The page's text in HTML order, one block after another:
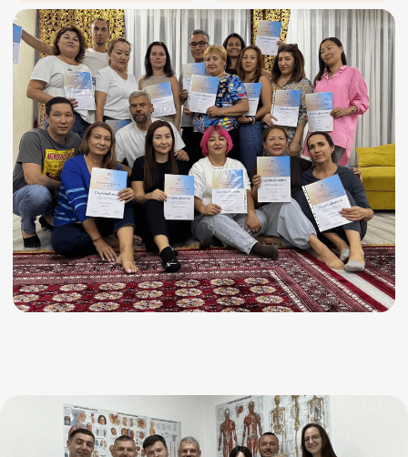
Хотите вернуть
Устали от тревоги и выгорания